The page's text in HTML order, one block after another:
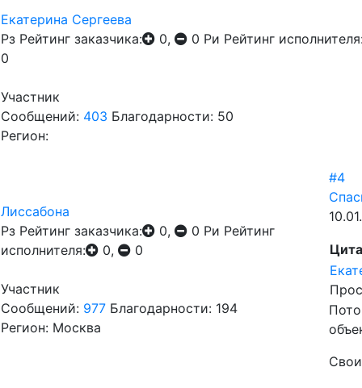
Екатерина Сергеева
Рз Рейтинг заказчика: 0, 0 Ри Рейтинг
0
Участник
Сообщений: 403 Благодарности: 50
Регион:
Лиссабона
Рз Рейтинг заказчика: 0, 0 Ри Рейтинг
исполнителя:
0, 0
Участник
Сообщений: 977 Благодарности: 194
Регион: Москва
#4